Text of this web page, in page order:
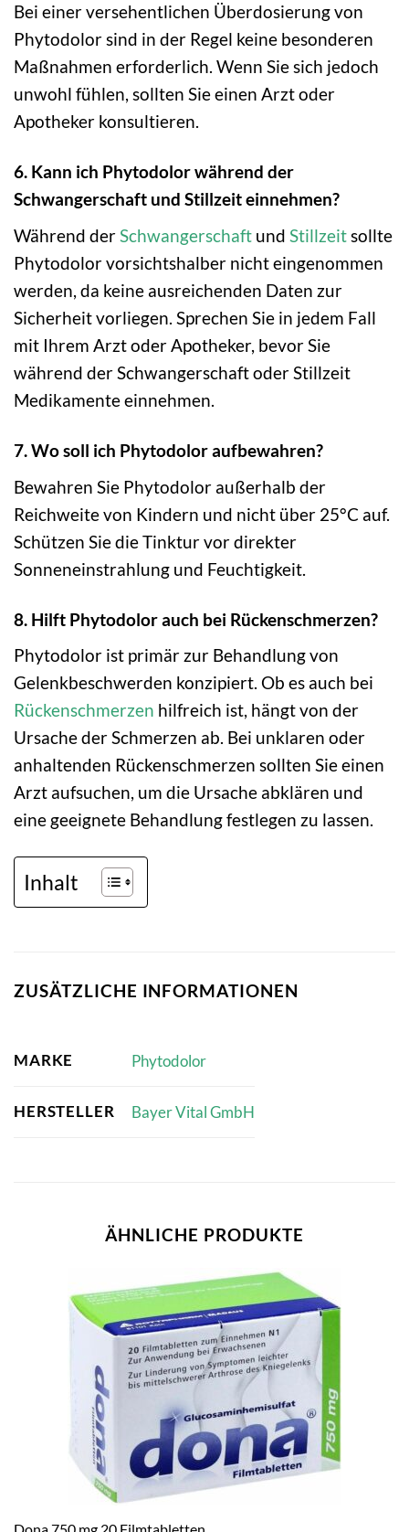
Bei einer versehentlichen Überdosierung von
Phytodolor sind in der Regel keine besonderen
Maßnahmen erforderlich. Wenn Sie sich jedoch
unwohl fühlen, sollten Sie einen Arzt oder
Apotheker konsultieren.
6. Kann ich Phytodolor während der
Schwangerschaft und Stillzeit einnehmen?
Während derSchwangerschaft und Stillzeitsollte
Phytodolor vorsichtshalber nicht eingenommen
werden, da keine ausreichenden Daten zur
Sicherheit vorliegen. Sprechen Sie in jedem Fall
mit Ihrem Arzt oder Apotheker, bevor Sie
während der Schwangerschaft oder Stillzeit
Medikamente einnehmen.
7. Wo soll ich Phytodolor aufbewahren?
Bewahren Sie Phytodolor außerhalb der
Reichweite von Kindern und nicht über 25°C auf.
Schützen Sie die Tinktur vor direkter
Sonneneinstrahlung und Feuchtigkeit.
8. Hilft Phytodolor auch bei Rückenschmerzen?
Phytodolor ist primär zur Behandlung von
Gelenkbeschwerden konzipiert. Ob es auch bei
Rückenschmerzen hilfreich ist, hängt von der
Ursache der Schmerzen ab. Bei unklaren oder
anhaltenden Rückenschmerzen sollten Sie einen
Arzt aufsuchen, um die Ursache abklären und
eine geeignete Behandlung festlegen zu lassen.
Inhalt
ZUSÄTZLICHE INFORMATIONEN
MARKE Phytodolor
HERSTELLER Bayer Vital GmbH
ÄHNLICHE PRODUKTE